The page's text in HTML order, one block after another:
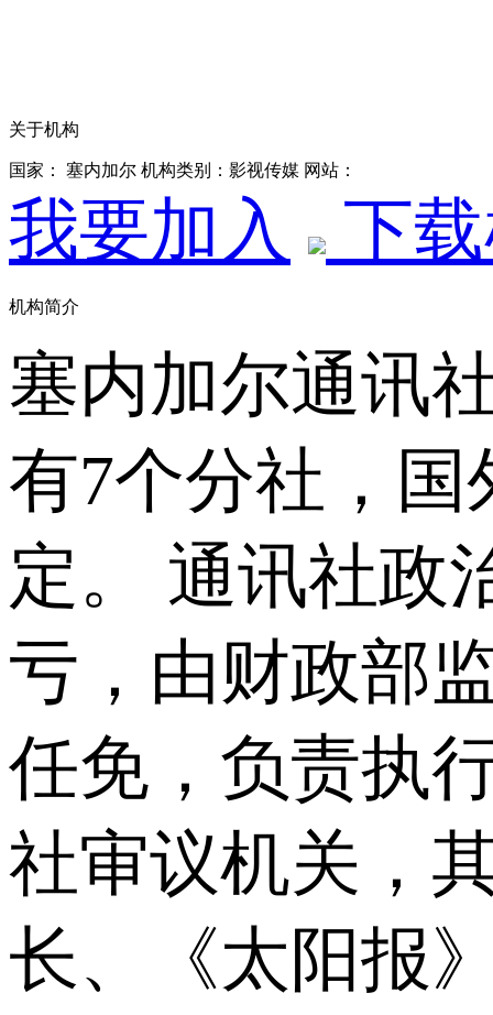
关于机构
国家： 塞内加尔 机构类别：影视传媒 网站：
我要加入 下
机构简介
塞内加尔通讯
有7个分社，
定。 通讯社政
亏，由财政部
任免，负责执
社审议机关，
长、《太阳报